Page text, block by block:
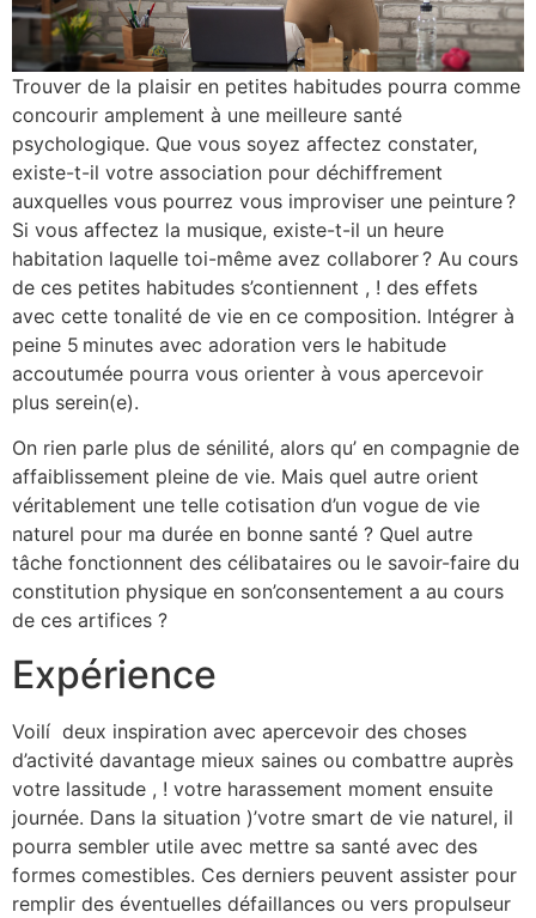
Trouver de la plaisir en petites habitudes pourra comme
concourir amplement à une meilleure santé
psychologique. Que vous soyez affectez constater,
existe-t-il votre association pour déchiffrement
auxquelles vous pourrez vous improviser une peinture ?
Si vous affectez la musique, existe-t-il un heure
habitation laquelle toi-même avez collaborer ? Au cours
de ces petites habitudes s’contiennent , ! des effets
avec cette tonalité de vie en ce composition. Intégrer à
peine 5 minutes avec adoration vers le habitude
accoutumée pourra vous orienter à vous apercevoir
plus serein(e).
On rien parle plus de sénilité, alors qu’ en compagnie de
affaiblissement pleine de vie. Mais quel autre orient
véritablement une telle cotisation d’un vogue de vie
naturel pour ma durée en bonne santé ? Quel autre
tâche fonctionnent des célibataires ou le savoir-faire du
constitution physique en son’consentement a au cours
de ces artifices ?
Expérience
Voilí deux inspiration avec apercevoir des choses
d’activité davantage mieux saines ou combattre auprès
votre lassitude , ! votre harassement moment ensuite
journée. Dans la situation )’votre smart de vie naturel, il
pourra sembler utile avec mettre sa santé avec des
formes comestibles. Ces derniers peuvent assister pour
remplir des éventuelles défaillances ou vers propulseur